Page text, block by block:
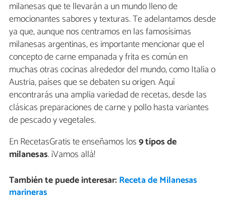
milanesas que te llevarán a un mundo lleno de
emocionantes sabores y texturas. Te adelantamos desde
ya que, aunque nos centramos en las famosísimas
milanesas argentinas, es importante mencionar que el
concepto de carne empanada y frita es común en
muchas otras cocinas alrededor del mundo, como Italia o
Austria, países que se debaten su origen. Aquí
encontrarás una amplia variedad de recetas, desde las
clásicas preparaciones de carne y pollo hasta variantes
de pescado y vegetales.
En RecetasGratis te enseñamos los9 tipos de
milanesas. ¡Vamos allá!
También te puede interesar: Receta de Milanesas
marineras